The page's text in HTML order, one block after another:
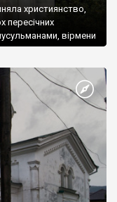
християнство,
пересічних
вірмени